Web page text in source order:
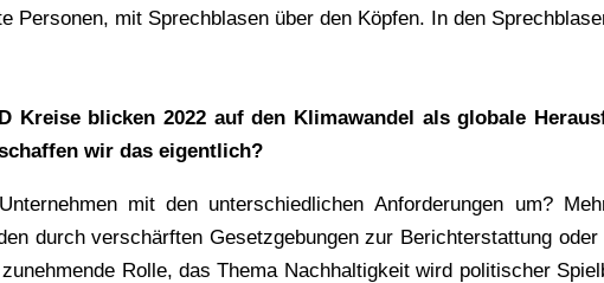
Kreise blicken 2022 auf den Klimawandel als globale
wir das eigentlich?
mit den unterschiedlichen Anforderungen um?
durch verschärften Gesetzgebungen zur Berichterstattung
Rolle, das Thema Nachhaltigkeit wird politischer